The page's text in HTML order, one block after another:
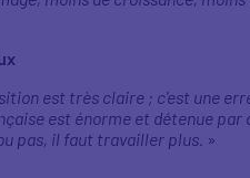
est très claire ; c'est une
est énorme et détenue par
pas, il faut travailler plus. »